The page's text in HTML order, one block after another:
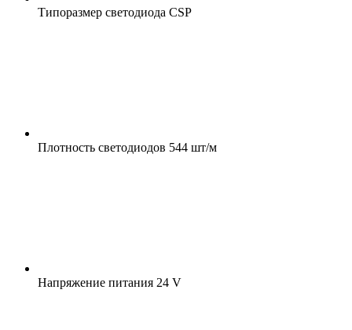
Типоразмер светодиода CSP
Плотность светодиодов 544 шт/м
Напряжение питания 24 V